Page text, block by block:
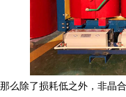
那么除了损耗低之外，非晶